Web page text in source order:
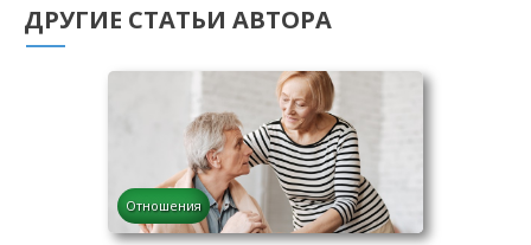
ДРУГИЕ СТАТЬИ АВТОРА
Отношения